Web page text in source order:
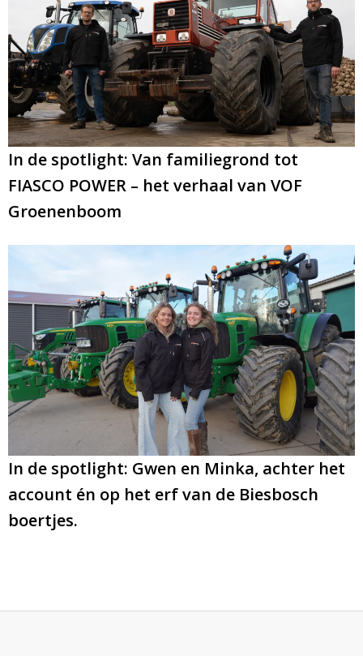
In de spotlight: Van familiegrond tot
FIASCO POWER – het verhaal van VOF
Groenenboom
In de spotlight: Gwen en Minka, achter het
account én op het erf van de Biesbosch
boertjes.